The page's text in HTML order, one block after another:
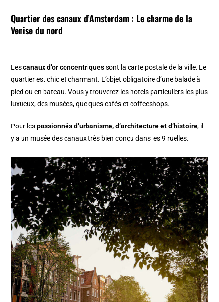
Quartier des canaux d’Amsterdam : Le charme de la
Venise du nord
Lescanaux d’or concentriquessont la carte postale de la ville. Le
quartier est chic et charmant. L’objet obligatoire d’une balade à
pied ou en bateau. Vous y trouverez les hotels particuliers les plus
luxueux, des musées, quelques cafés et coffeeshops.
Pour lespassionnés d’urbanisme, d’architecture et d’histoire, il
y a un musée des canaux très bien conçu dans les 9 ruelles.